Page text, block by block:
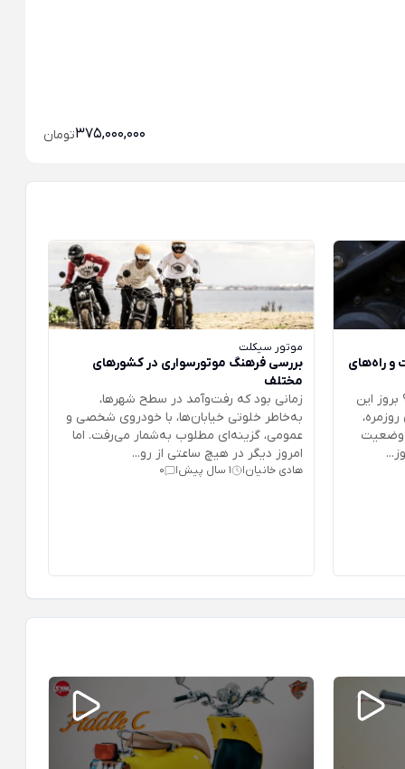
375,000,000تومان
و راه‌های
این
وضعیت
موتور سیکلت
بررسی فرهنگ موتورسواری در کشورهای
مختلف
زمانی بود که رفت‌وآمد در سطح شهرها،
به‌خاطر خلوتی خیابان‌ها، با خودروی شخصی و
عمومی، گزینه‌ای مطلوب به‌شمار می‌رفت. اما
امروز دیگر در هیچ ساعتی از رو...
هادی خانیان| 1 سال پیش |
0